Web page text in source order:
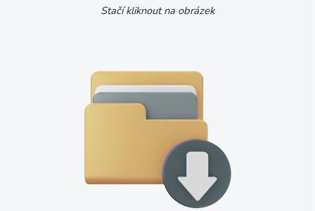
Stačí kliknout na obrázek